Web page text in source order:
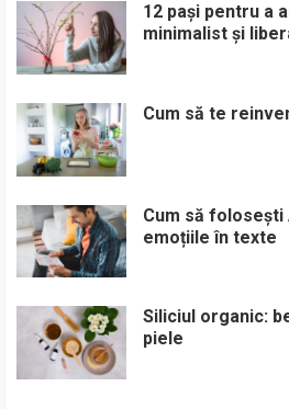
12 pași pentru a
minimalist și
Cum să te
Cum să
emoțiile în texte
Siliciul organic:
piele